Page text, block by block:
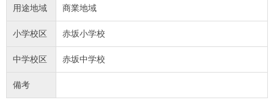
用途地域 商業地域
小学校区 赤坂小学校
中学校区 赤坂中学校
備考